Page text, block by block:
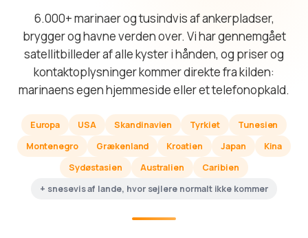
6.000+ marinaer og tusindvis af ankerpladser,
brygger og havne verden over. Vi har gennemgået
satellitbilleder af alle kyster i hånden, og priser og
kontaktoplysninger kommer direkte fra kilden:
marinaens egen hjemmeside eller et telefonopkald.
Europa USA Skandinavien Tyrkiet
Tunesien
Montenegro
Grækenland Kroatien Japan
Kina
Sydøstasien
Australien
Caribien
+ snesevis af lande, hvor sejlere normalt ikke kommer